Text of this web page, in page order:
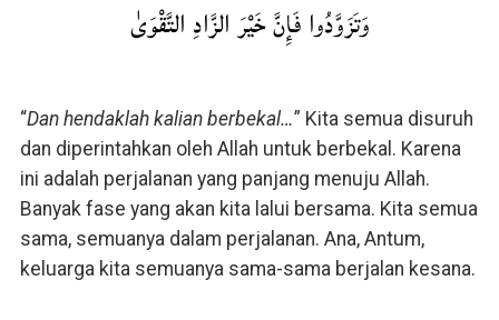
وَتَزَوَّدُوا فَإِنَّ خَيْرَ الزَّادِ التَّقْوَىٰ
“Dan hendaklah kalian berbekal…” Kita semua disuruh
dan diperintahkan oleh Allah untuk berbekal. Karena
ini adalah perjalanan yang panjang menuju Allah.
Banyak fase yang akan kita lalui bersama. Kita semua
sama, semuanya dalam perjalanan. Ana, Antum,
keluarga kita semuanya sama-sama berjalan kesana.